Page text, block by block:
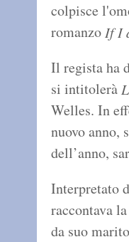
colpisce
romanzoIf I
Il regista ha
si intitolerà
Welles. In
nuovo anno,
dell’anno,
Interpretato
raccontava
da suo